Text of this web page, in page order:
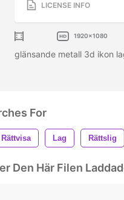
LICENSE INFO
1920x1080
glänsande metall 3d ikon
For
Rättvisa Lag Rättslig
Den Här Filen